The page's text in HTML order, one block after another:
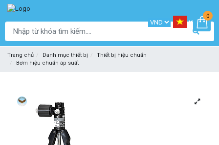
0
Trang chủ Danh mục thiết bị
Thiết bị hiệu chuẩn
Bơm hiệu chuẩn áp suất